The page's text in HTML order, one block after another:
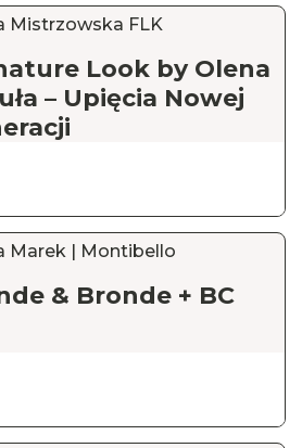
Mistrzowska FLK
Look by Olena
– Upięcia Nowej
Marek | Montibello
& Bronde + BC